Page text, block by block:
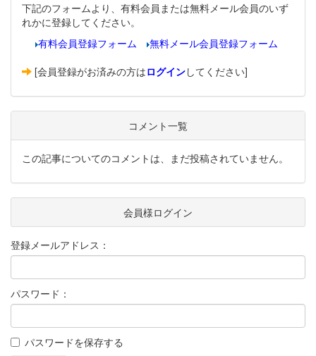
下記のフォームより、有料会員または無料メール会員のいず
れかに登録してください。
有料会員登録フォーム
無料メール会員登録フォーム
[会員登録がお済みの方はログインしてください]
コメント一覧
この記事についてのコメントは、まだ投稿されていません。
会員様ログイン
登録メールアドレス：
パスワード：
パスワードを保存する